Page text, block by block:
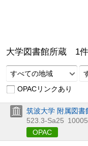
大学図書館所蔵 1
すべての地域
OPACリンクあり
筑波大学 附属図書
523.3-Sa25
OPAC